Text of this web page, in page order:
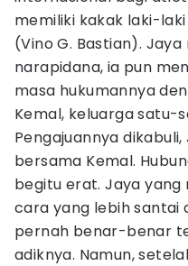
memiliki kakak laki-
(Vino G. Bastian).
narapidana, ia pun
masa hukumannya
Kemal, keluarga satu-
Pengajuannya
bersama Kemal.
begitu erat. Jaya yang
cara yang lebih santai
pernah benar-benar
adiknya. Namun,